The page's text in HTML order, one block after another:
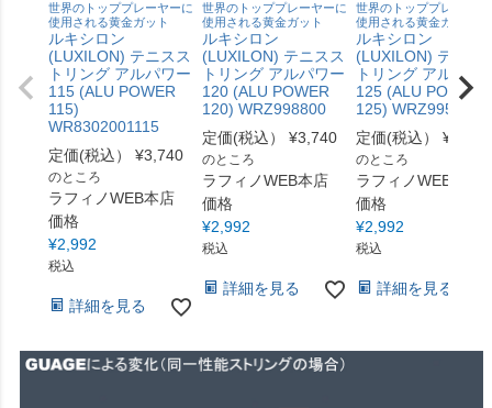
世界のトッププレーヤーに
使用される黄金ガット
ルキシロン
(LUXILON) テニスス
トリング アルパワー
115 (ALU POWER
115)
WR8302001115
定価(税込）
¥3,740
のところ
ラフィノWEB本店
価格
¥2,992
税込
詳細を見る
世界のトッププレーヤーに
使用される黄金ガット
ルキシロン
(LUXILON) テニスス
トリング アルパワー
120 (ALU POWER
120) WRZ998800
定価(税込）
¥3,740
のところ
ラフィノWEB本店
価格
¥2,992
税込
詳細を見る
世界のトッププレーヤー
使用される黄金ガット
ルキシロン
(LUXILON) テニス
トリング アルパワ
125 (ALU POWER
125)
定価(税込）
¥
のところ
ラフィノWEB本店
価格
¥2,992
税込
詳細を見る